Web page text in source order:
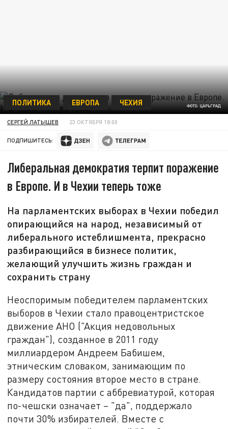
ФОТО: ЦАРЬГРАД
ПОЛИТИКА ЕВРОПА ЧЕХИЯ
СЕРГЕЙ ЛАТЫШЕВ 23 ОКТЯБРЯ 18:00
ПОДПИШИТЕСЬ:
Либеральная демократия терпит поражение
в Европе. И в Чехии теперь тоже
На парламентских выборах в Чехии победил
опирающийся на народ, независимый от
либерального истеблишмента, прекрасно
разбирающийся в бизнесе политик,
желающий улучшить жизнь граждан и
сохранить страну
Неоспоримым победителем парламентских
выборов в Чехии стало правоцентристское
движение АНО ("Акция недовольных
граждан"), созданное в 2011 году
миллиардером Андреем Бабишем,
этническим словаком, занимающим по
размеру состояния второе место в стране.
Кандидатов партии с аббревиатурой, которая
по-чешски означает – "да", поддержало
почти 30% избирателей. Вместе с